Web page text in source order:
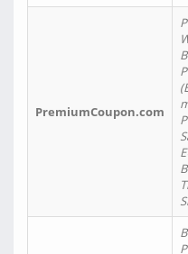
PremiumCoupon.com